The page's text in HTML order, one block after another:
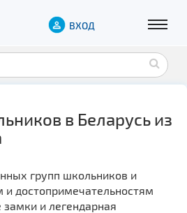
ВХОД
в Беларусь из
групп школьников и
достопримечательностям
и легендарная